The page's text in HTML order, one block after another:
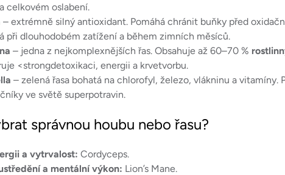
s
celkovém oslabení.
– extrémně silný antioxidant. Pomáhá chránit buňky před
při dlouhodobém zatížení a během zimních měsíců.
– jedna z nejkomplexnějších řas. Obsahuje až 60–70 %
<strongdetoxikaci, energii a krvetvorbu.
– zelená řasa bohatá na chlorofyl, železo, vlákninu a vitamíny.
ve světě superpotravin.
správnou houbu nebo řasu?
a vytrvalost: Cordyceps.
a mentální výkon: Lion’s Mane.